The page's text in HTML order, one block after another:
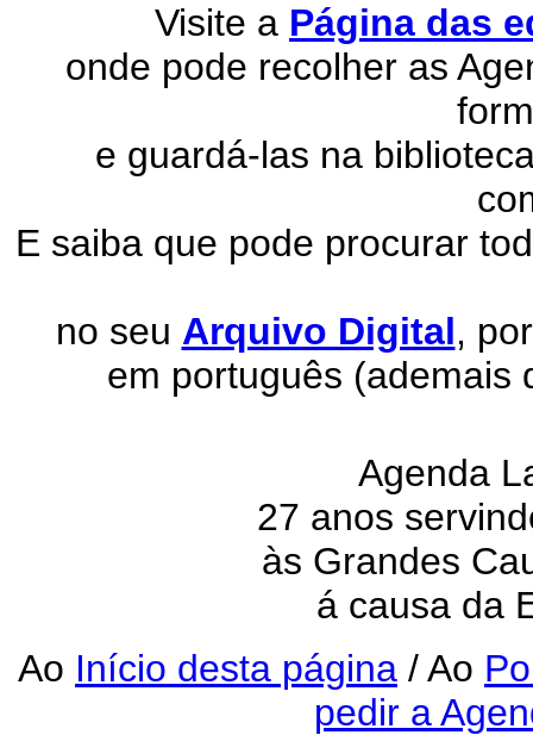
Visite a Página das
onde pode recolher as
e guardá-las na
E saiba que pode procurar
no seu Arquivo Digital,
em português (ademais
Agenda
27 anos
às Grandes
á causa da
Ao Início desta página / Ao
pedir a